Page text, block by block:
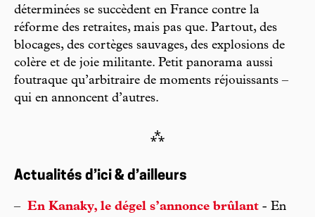
déterminées se succèdent en France contre la
réforme des retraites, mais pas que. Partout, des
blocages, des cortèges sauvages, des explosions de
colère et de joie militante. Petit panorama aussi
foutraque qu’arbitraire de moments réjouissants –
qui en annoncent d’autres.
⁂
Actualités d’ici & d’ailleurs
– En Kanaky, le dégel s’annonce brûlant - En